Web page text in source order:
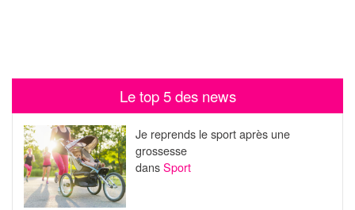
Le top 5 des news
Je reprends le sport après une
grossesse
dansSport